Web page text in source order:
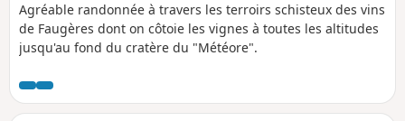
Agréable randonnée à travers les terroirs schisteux des vins
de Faugères dont on côtoie les vignes à toutes les altitudes
jusqu'au fond du cratère du "Météore".